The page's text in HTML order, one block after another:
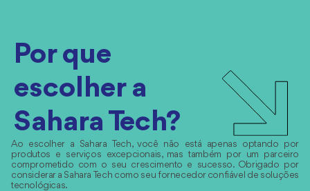
Por que
escolher a
Sahara Tech?
Ao escolher a Sahara Tech, você não está apenas optando por
produtos e serviços excepcionais, mas também por um parceiro
comprometido com o seu crescimento e sucesso. Obrigado por
considerar a Sahara Tech como seu fornecedor confiável de soluções
tecnológicas.